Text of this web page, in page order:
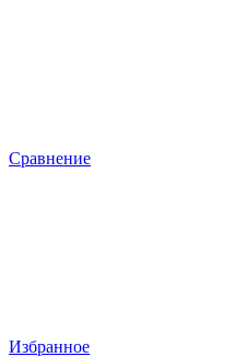
Сравнение
Избранное